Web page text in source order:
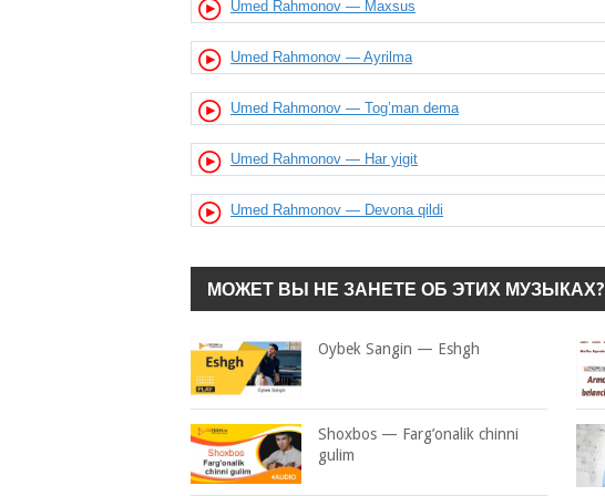
Umed Rahmonov — Maxsus
Umed Rahmonov — Ayrilma
Umed Rahmonov — Tog’man dema
Umed Rahmonov — Har yigit
Umed Rahmonov — Devona qildi
МОЖЕТ ВЫ НЕ ЗАНЕТЕ ОБ ЭТИХ МУЗЫКАХ?
Oybek Sangin — Eshgh
Shoxbos — Farg’onalik chinni
gulim